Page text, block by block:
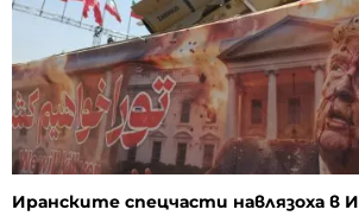
Иранските спецчасти навлязоха в